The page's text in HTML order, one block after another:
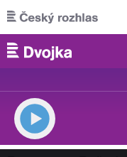
Přejít k hlavnímu obsahu